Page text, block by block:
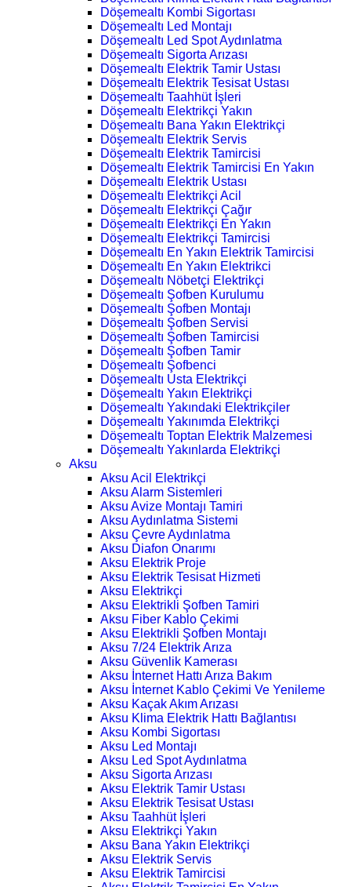
Döşemealtı Kombi Sigortası
Döşemealtı Led Montajı
Döşemealtı Led Spot Aydınlatma
Döşemealtı Sigorta Arızası
Döşemealtı Elektrik Tamir Ustası
Döşemealtı Elektrik Tesisat Ustası
Döşemealtı Taahhüt İşleri
Döşemealtı Elektrikçi Yakın
Döşemealtı Bana Yakın Elektrikçi
Döşemealtı Elektrik Servis
Döşemealtı Elektrik Tamircisi
Döşemealtı Elektrik Tamircisi En Yakın
Döşemealtı Elektrik Ustası
Döşemealtı Elektrikçi Acil
Döşemealtı Elektrikçi Çağır
Döşemealtı Elektrikçi En Yakın
Döşemealtı Elektrikçi Tamircisi
Döşemealtı En Yakın Elektrik Tamircisi
Döşemealtı En Yakın Elektrikci
Döşemealtı Nöbetçi Elektrikçi
Döşemealtı Şofben Kurulumu
Döşemealtı Şofben Montajı
Döşemealtı Şofben Servisi
Döşemealtı Şofben Tamircisi
Döşemealtı Şofben Tamir
Döşemealtı Şofbenci
Döşemealtı Usta Elektrikçi
Döşemealtı Yakın Elektrikçi
Döşemealtı Yakındaki Elektrikçiler
Döşemealtı Yakınımda Elektrikçi
Döşemealtı Toptan Elektrik Malzemesi
Döşemealtı Yakınlarda Elektrikçi
Aksu
Aksu Acil Elektrikçi
Aksu Alarm Sistemleri
Aksu Avize Montajı Tamiri
Aksu Aydınlatma Sistemi
Aksu Çevre Aydınlatma
Aksu Diafon Onarımı
Aksu Elektrik Proje
Aksu Elektrik Tesisat Hizmeti
Aksu Elektrikçi
Aksu Elektrikli Şofben Tamiri
Aksu Fiber Kablo Çekimi
Aksu Elektrikli Şofben Montajı
Aksu 7/24 Elektrik Arıza
Aksu Güvenlik Kamerası
Aksu İnternet Hattı Arıza Bakım
Aksu İnternet Kablo Çekimi Ve Yenileme
Aksu Kaçak Akım Arızası
Aksu Klima Elektrik Hattı Bağlantısı
Aksu Kombi Sigortası
Aksu Led Montajı
Aksu Led Spot Aydınlatma
Aksu Sigorta Arızası
Aksu Elektrik Tamir Ustası
Aksu Elektrik Tesisat Ustası
Aksu Taahhüt İşleri
Aksu Elektrikçi Yakın
Aksu Bana Yakın Elektrikçi
Aksu Elektrik Servis
Aksu Elektrik Tamircisi